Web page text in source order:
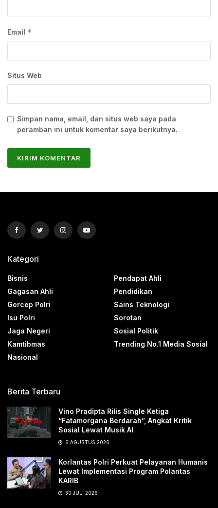
Email *
Situs Web
Simpan nama, email, dan situs web saya pada
peramban ini untuk komentar saya berikutnya.
Kategori
Bisnis
Gagasan Ahli
Gercep Polri
Isu Polri
Jaga Negeri
Kamtibmas
Nasional
Pendapat Ahli
Pendidikan
Sains Teknologi
Sorotan
Sosial Politik
Trending No.1 Media Sosial
Berita Terbaru
Vino Pradipta Rilis Single Ketiga
“Fatamorgana Berdarah”, Angkat Kritik
Sosial Lewat Musik AI
6 AGUSTUS 2026
Korlantas Polri Perkuat Pelayanan Humanis
Lewat Implementasi Program Polantas
KARIB
30 JULI 2026